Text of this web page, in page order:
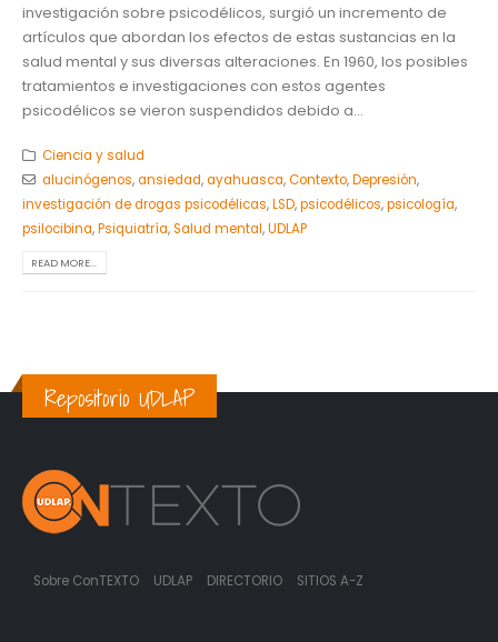
investigación sobre psicodélicos, surgió un incremento de
artículos que abordan los efectos de estas sustancias en la
salud mental y sus diversas alteraciones. En 1960, los posibles
tratamientos e investigaciones con estos agentes
psicodélicos se vieron suspendidos debido a...
Ciencia y salud
alucinógenos,ansiedad,ayahuasca,Contexto,Depresión,
investigación de drogas psicodélicas,LSD,psicodélicos,psicología,
psilocibina,Psiquiatría,Salud mental,UDLAP
READ MORE...
Repositorio UDLAP
Sobre ConTEXTO UDLAP DIRECTORIO SITIOS A-Z